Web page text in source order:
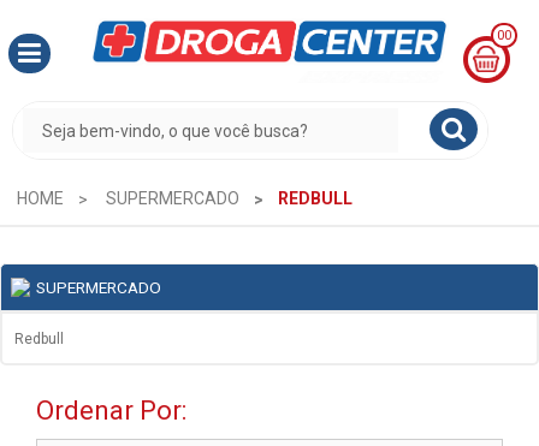
00
CESTA
R$
0,00
HOME SUPERMERCADO REDBULL
SUPERMERCADO
Redbull
Ordenar Por: